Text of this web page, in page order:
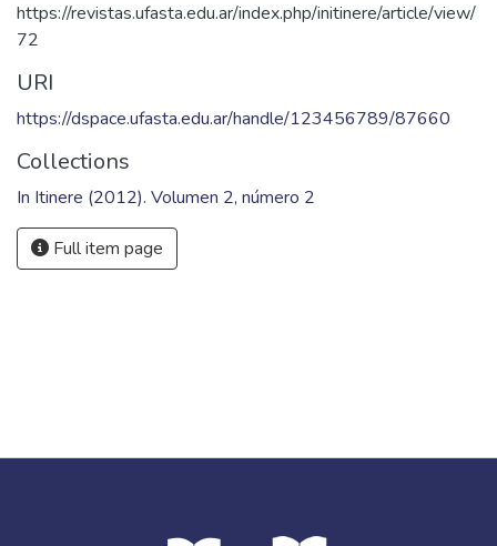
https://revistas.ufasta.edu.ar/index.php/initinere/article/view/
72
URI
https://dspace.ufasta.edu.ar/handle/123456789/87660
Collections
In Itinere (2012). Volumen 2, número 2
Full item page